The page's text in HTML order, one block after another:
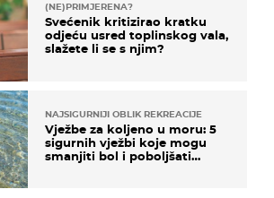
(NE)PRIMJERENA?
Svećenik kritizirao kratku
odjeću usred toplinskog vala,
slažete li se s njim?
NAJSIGURNIJI OBLIK REKREACIJE
Vježbe za koljeno u moru: 5
sigurnih vježbi koje mogu
smanjiti bol i poboljšati